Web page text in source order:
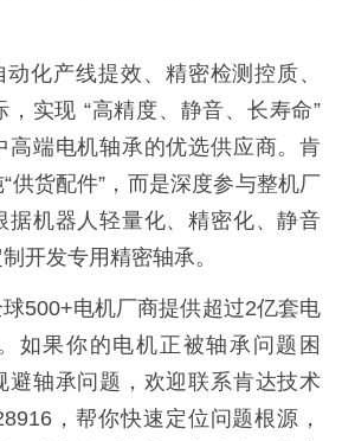
化产线提效、精密检测控质、
实现 “高精度、静音、长寿命”
高端电机轴承的优选供应商。肯
供货配件”，而是深度参与整机厂
据机器人轻量化、精密化、静音
开发专用精密轴承。
500+电机厂商提供超过2亿套电
如果你的电机正被轴承问题困
避轴承问题，欢迎联系肯达技术
，帮你快速定位问题根源，